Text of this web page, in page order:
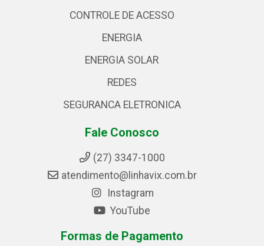
CONTROLE DE ACESSO
ENERGIA
ENERGIA SOLAR
REDES
SEGURANCA ELETRONICA
Fale Conosco
(27) 3347-1000
atendimento@linhavix.com.br
Instagram
YouTube
Formas de Pagamento